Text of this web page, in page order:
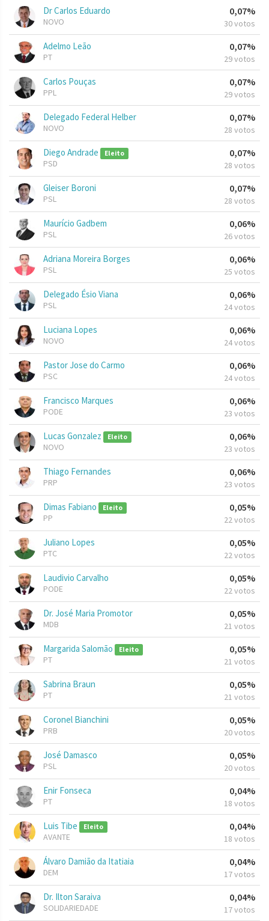
Dr Carlos Eduardo
NOVO
0,07%
30 votos
Adelmo Leão
PT
0,07%
29 votos
Carlos Pouças
PPL
0,07%
29 votos
Delegado Federal Helber
NOVO
0,07%
28 votos
Diego Andrade Eleito
PSD
0,07%
28 votos
Gleiser Boroni
PSL
0,07%
28 votos
Maurício Gadbem
PSL
0,06%
26 votos
Adriana Moreira Borges
PSL
0,06%
25 votos
Delegado Ésio Viana
PSL
0,06%
24 votos
Luciana Lopes
NOVO
0,06%
24 votos
Pastor Jose do Carmo
PSC
0,06%
24 votos
Francisco Marques
PODE
0,06%
23 votos
Lucas Gonzalez Eleito
NOVO
0,06%
23 votos
Thiago Fernandes
PRP
0,06%
23 votos
Dimas Fabiano Eleito
PP
0,05%
22 votos
Juliano Lopes
PTC
0,05%
22 votos
Laudivio Carvalho
PODE
0,05%
22 votos
Dr. José Maria Promotor
MDB
0,05%
21 votos
Margarida Salomão Eleito
PT
0,05%
21 votos
Sabrina Braun
PT
0,05%
21 votos
Coronel Bianchini
PRB
0,05%
20 votos
José Damasco
PSL
0,05%
20 votos
Enir Fonseca
PT
0,04%
18 votos
Luis Tibe Eleito
AVANTE
0,04%
18 votos
Álvaro Damião da Itatiaia
DEM
0,04%
17 votos
Dr. Ilton Saraiva
SOLIDARIEDADE
0,04%
17 votos